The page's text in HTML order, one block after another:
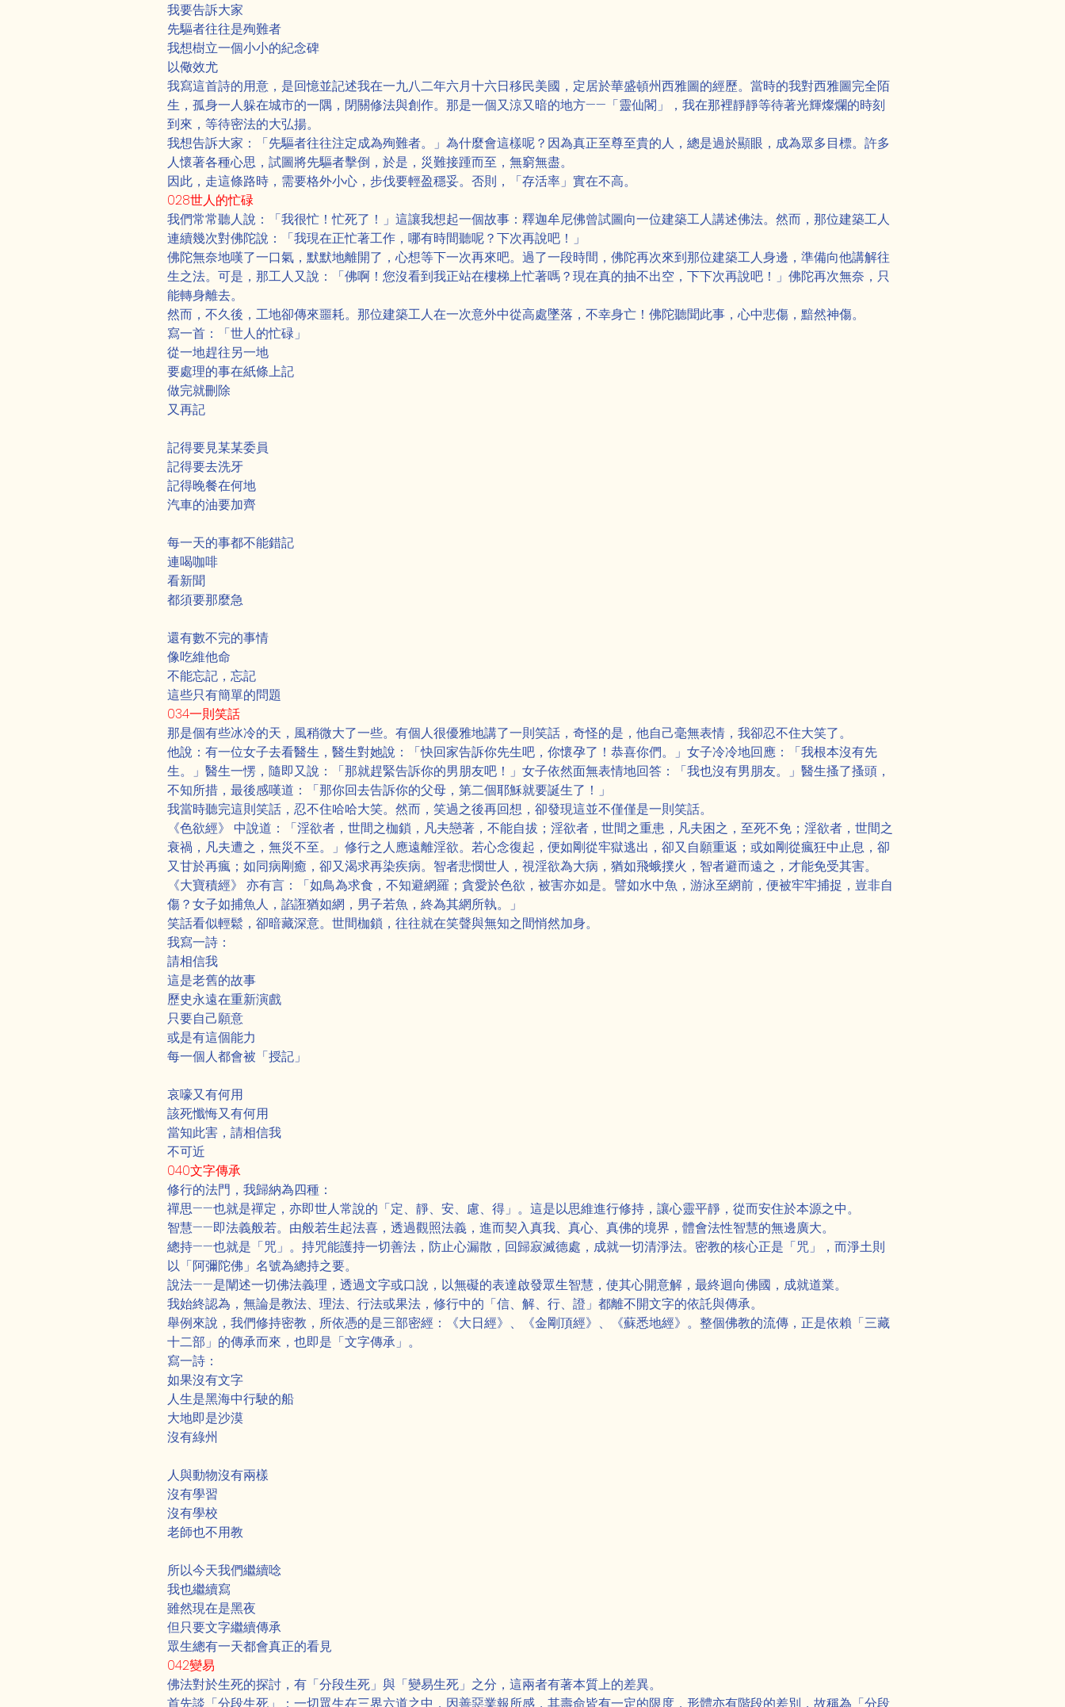
我要告訴大家
先驅者往往是殉難者
我想樹立一個小小的紀念碑
以儆效尤
我寫這首詩的用意，是回憶並記述我在一九八二年六月十六日移民美國，定居於華盛頓州西雅圖的經歷。當時的我對西雅圖完全陌
生，孤身一人躲在城市的一隅，閉關修法與創作。那是一個又涼又暗的地方——「靈仙閣」，我在那裡靜靜等待著光輝燦爛的時刻
到來，等待密法的大弘揚。
我想告訴大家：「先驅者往往注定成為殉難者。」為什麼會這樣呢？因為真正至尊至貴的人，總是過於顯眼，成為眾多目標。許多
人懷著各種心思，試圖將先驅者擊倒，於是，災難接踵而至，無窮無盡。
因此，走這條路時，需要格外小心，步伐要輕盈穩妥。否則，「存活率」實在不高。
028世人的忙碌
我們常常聽人說：「我很忙！忙死了！」這讓我想起一個故事：釋迦牟尼佛曾試圖向一位建築工人講述佛法。然而，那位建築工人
連續幾次對佛陀說：「我現在正忙著工作，哪有時間聽呢？下次再說吧！」
佛陀無奈地嘆了一口氣，默默地離開了，心想等下一次再來吧。過了一段時間，佛陀再次來到那位建築工人身邊，準備向他講解往
生之法。可是，那工人又說：「佛啊！您沒看到我正站在樓梯上忙著嗎？現在真的抽不出空，下下次再說吧！」佛陀再次無奈，只
能轉身離去。
然而，不久後，工地卻傳來噩耗。那位建築工人在一次意外中從高處墜落，不幸身亡！佛陀聽聞此事，心中悲傷，黯然神傷。
寫一首：「世人的忙碌」
從一地趕往另一地
要處理的事在紙條上記
做完就刪除
又再記
記得要見某某委員
記得要去洗牙
記得晚餐在何地
汽車的油要加齊
每一天的事都不能錯記
連喝咖啡
看新聞
都須要那麼急
還有數不完的事情
像吃維他命
不能忘記，忘記
這些只有簡單的問題
034一則笑話
那是個有些冰冷的天，風稍微大了一些。有個人很優雅地講了一則笑話，奇怪的是，他自己毫無表情，我卻忍不住大笑了。
他說：有一位女子去看醫生，醫生對她說：「快回家告訴你先生吧，你懷孕了！恭喜你們。」女子冷冷地回應：「我根本沒有先
生。」醫生一愣，隨即又說：「那就趕緊告訴你的男朋友吧！」女子依然面無表情地回答：「我也沒有男朋友。」醫生搔了搔頭，
不知所措，最後感嘆道：「那你回去告訴你的父母，第二個耶穌就要誕生了！」
我當時聽完這則笑話，忍不住哈哈大笑。然而，笑過之後再回想，卻發現這並不僅僅是一則笑話。
《色欲經》 中說道：「淫欲者，世間之枷鎖，凡夫戀著，不能自拔；淫欲者，世間之重患，凡夫困之，至死不免；淫欲者，世間之
衰禍，凡夫遭之，無災不至。」修行之人應遠離淫欲。若心念復起，便如剛從牢獄逃出，卻又自願重返；或如剛從瘋狂中止息，卻
又甘於再瘋；如同病剛癒，卻又渴求再染疾病。智者悲憫世人，視淫欲為大病，猶如飛蛾撲火，智者避而遠之，才能免受其害。
《大寶積經》 亦有言：「如鳥為求食，不知避網羅；貪愛於色欲，被害亦如是。譬如水中魚，游泳至網前，便被牢牢捕捉，豈非自
傷？女子如捕魚人，諂誑猶如網，男子若魚，終為其網所執。」
笑話看似輕鬆，卻暗藏深意。世間枷鎖，往往就在笑聲與無知之間悄然加身。
我寫一詩：
請相信我
這是老舊的故事
歷史永遠在重新演戲
只要自己願意
或是有這個能力
每一個人都會被「授記」
哀嚎又有何用
該死懺悔又有何用
當知此害，請相信我
不可近
040文字傳承
修行的法門，我歸納為四種：
禪思——也就是禪定，亦即世人常說的「定、靜、安、慮、得」。這是以思維進行修持，讓心靈平靜，從而安住於本源之中。
智慧——即法義般若。由般若生起法喜，透過觀照法義，進而契入真我、真心、真佛的境界，體會法性智慧的無邊廣大。
總持——也就是「咒」。持咒能護持一切善法，防止心漏散，回歸寂滅德處，成就一切清淨法。密教的核心正是「咒」，而淨土則
以「阿彌陀佛」名號為總持之要。
說法——是闡述一切佛法義理，透過文字或口說，以無礙的表達啟發眾生智慧，使其心開意解，最終迴向佛國，成就道業。
我始終認為，無論是教法、理法、行法或果法，修行中的「信、解、行、證」都離不開文字的依託與傳承。
舉例來說，我們修持密教，所依憑的是三部密經：《大日經》、《金剛頂經》、《蘇悉地經》。整個佛教的流傳，正是依賴「三藏
十二部」的傳承而來，也即是「文字傳承」。
寫一詩：
如果沒有文字
人生是黑海中行駛的船
大地即是沙漠
沒有綠州
人與動物沒有兩樣
沒有學習
沒有學校
老師也不用教
所以今天我們繼續唸
我也繼續寫
雖然現在是黑夜
但只要文字繼續傳承
眾生總有一天都會真正的看見
042變易
佛法對於生死的探討，有「分段生死」與「變易生死」之分，這兩者有著本質上的差異。